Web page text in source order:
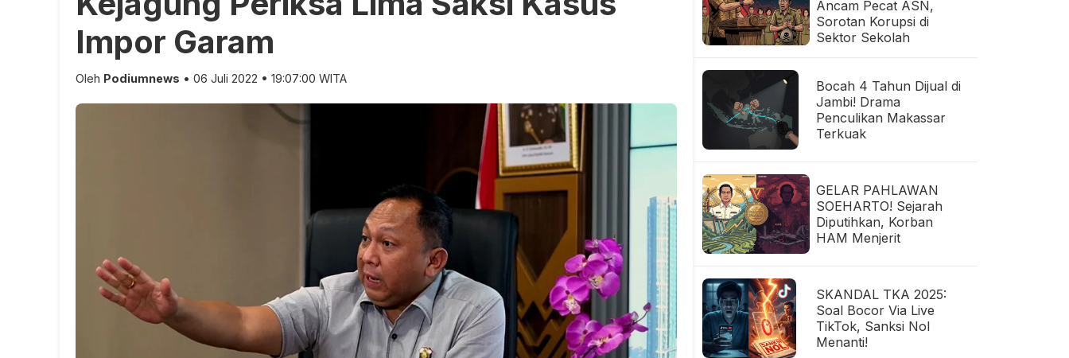
Impor Garam
Oleh Podiumnews • 06 Juli 2022 • 19:07:00 WITA
Ancam Pecat ASN,
Sorotan Korupsi di
Sektor Sekolah
Bocah 4 Tahun Dijual di
Jambi! Drama
Penculikan Makassar
Terkuak
GELAR PAHLAWAN
SOEHARTO! Sejarah
Diputihkan, Korban
HAM Menjerit
SKANDAL TKA 2025:
Soal Bocor Via Live
TikTok, Sanksi Nol
Menanti!